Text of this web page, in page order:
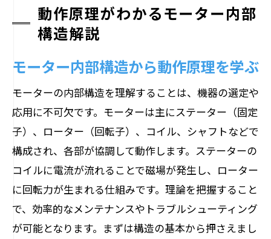
動作原理がわかるモーター内部
構造解説
モーター内部構造から動作原理を学ぶ
モーターの内部構造を理解することは、機器の選定や
応用に不可欠です。モーターは主にステーター（固定
子）、ローター（回転子）、コイル、シャフトなどで
構成され、各部が協調して動作します。ステーターの
コイルに電流が流れることで磁場が発生し、ローター
に回転力が生まれる仕組みです。理論を把握すること
で、効率的なメンテナンスやトラブルシューティング
が可能となります。まずは構造の基本から押さえまし